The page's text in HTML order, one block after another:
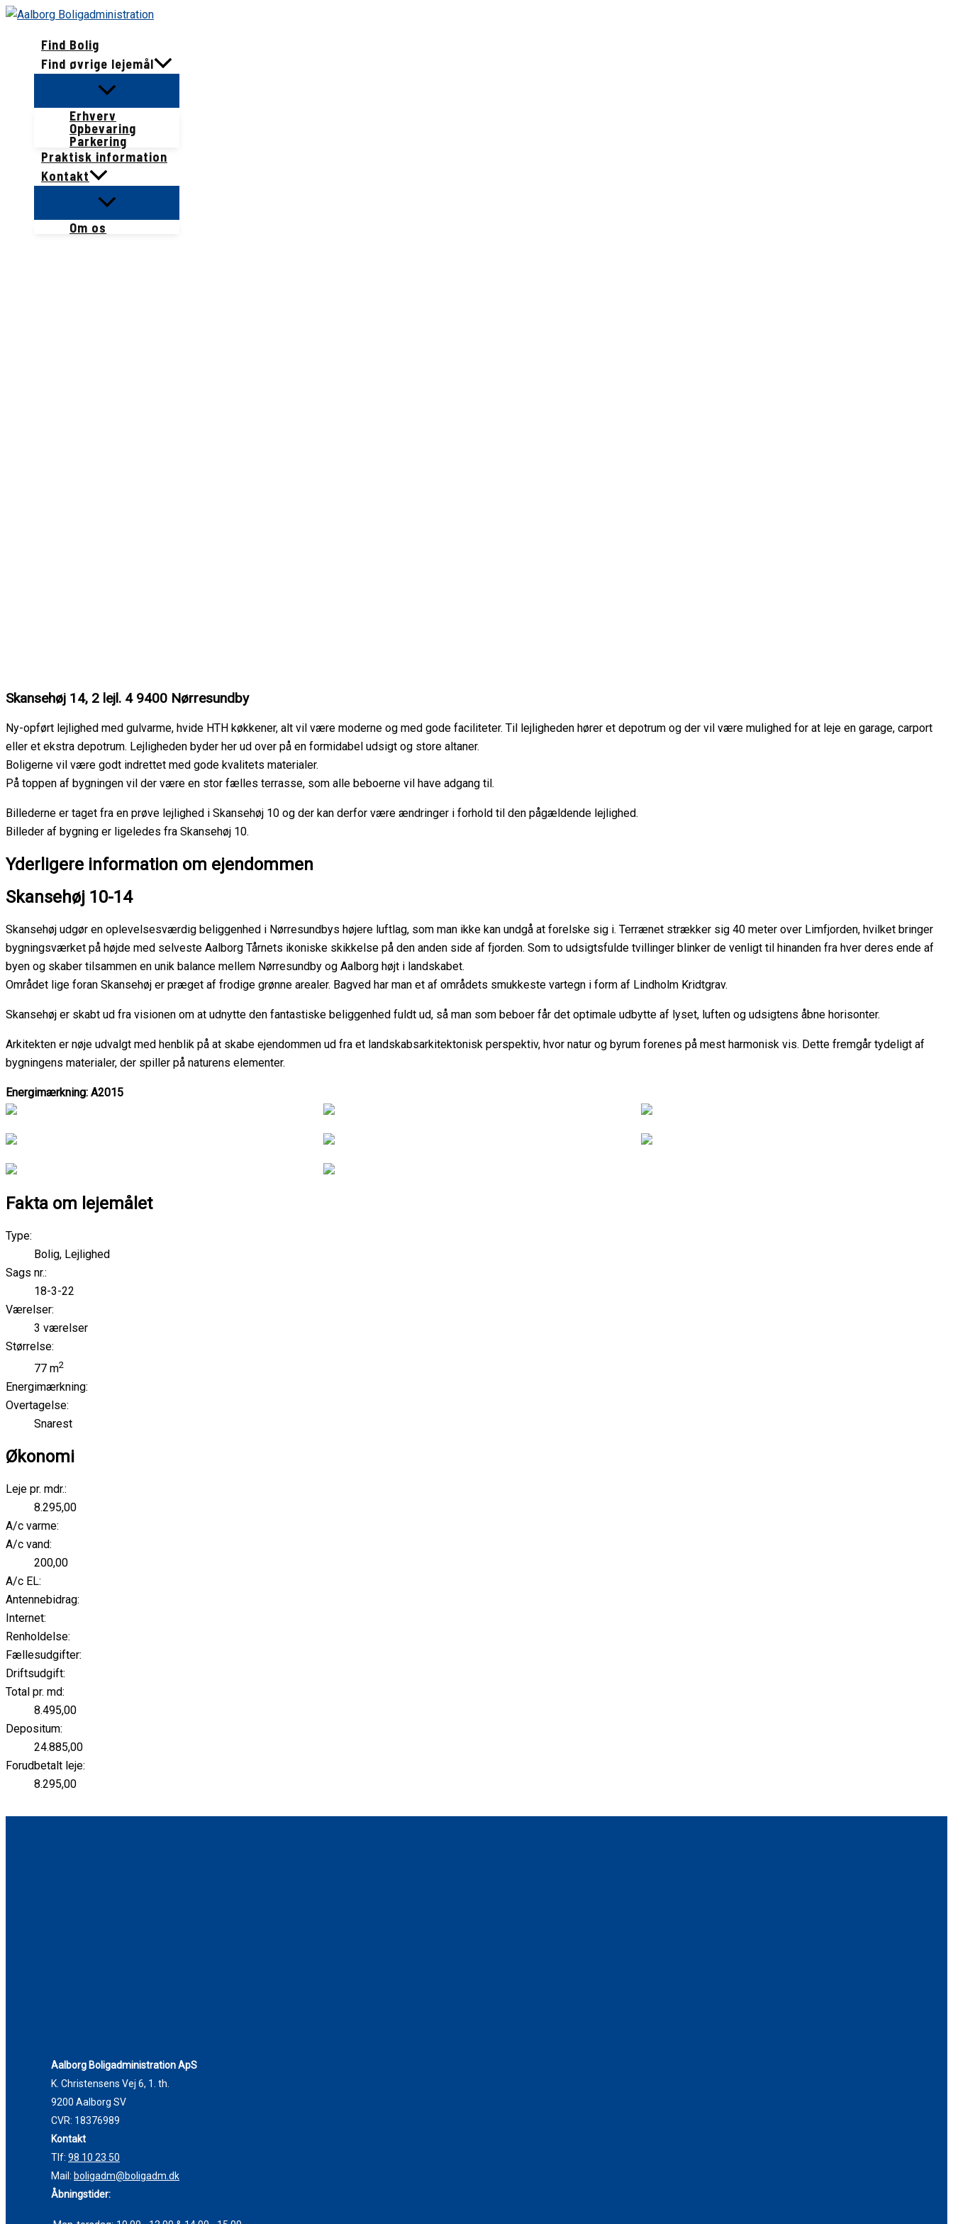
Gå
indholdetFind Bolig
Find øvrige lejemål
Erhverv
Opbevaring
Parkering
Praktisk information
Kontakt
Om os
Skansehøj 14, 2 lejl. 4 9400 Nørresundby
Ny-opført lejlighed med gulvarme, hvide HTH køkkener, alt vil være moderne og med gode faciliteter. Til lejligheden hører et depotrum og der vil være mulighed for at leje en garage, carport
eller et ekstra depotrum. Lejligheden byder her ud over på en formidabel udsigt og store altaner.
Boligerne vil være godt indrettet med gode kvalitets materialer.
På toppen af bygningen vil der være en stor fælles terrasse, som alle beboerne vil have adgang til.
Billederne er taget fra en prøve lejlighed i Skansehøj 10 og der kan derfor være ændringer i forhold til den pågældende lejlighed.
Billeder af bygning er ligeledes fra Skansehøj 10.
Yderligere information om ejendommen
Skansehøj 10-14
Skansehøj udgør en oplevelsesværdig beliggenhed i Nørresundbys højere luftlag, som man ikke kan undgå at forelske sig i. Terrænet strækker sig 40 meter over Limfjorden, hvilket bringer
bygningsværket på højde med selveste Aalborg Tårnets ikoniske skikkelse på den anden side af fjorden. Som to udsigtsfulde tvillinger blinker de venligt til hinanden fra hver deres ende af
byen og skaber tilsammen en unik balance mellem Nørresundby og Aalborg højt i landskabet.
Området lige foran Skansehøj er præget af frodige grønne arealer. Bagved har man et af områdets smukkeste vartegn i form af Lindholm Kridtgrav.
Skansehøj er skabt ud fra visionen om at udnytte den fantastiske beliggenhed fuldt ud, så man som beboer får det optimale udbytte af lyset, luften og udsigtens åbne horisonter.
Arkitekten er nøje udvalgt med henblik på at skabe ejendommen ud fra et landskabsarkitektonisk perspektiv, hvor natur og byrum forenes på mest harmonisk vis. Dette fremgår tydeligt af
bygningens materialer, der spiller på naturens elementer.
Energimærkning: A2015
Fakta om lejemålet
Type:
Bolig, Lejlighed
Sags nr.:
18-3-22
Værelser:
3 værelser
Størrelse:
77 m2
Energimærkning:
Overtagelse:
Snarest
Økonomi
Leje pr. mdr.:
8.295,00
A/c varme:
A/c vand:
200,00
A/c EL:
Antennebidrag:
Internet:
Renholdelse:
Fællesudgifter:
Driftsudgift:
Total pr. md:
8.495,00
Depositum:
24.885,00
Forudbetalt leje:
8.295,00
Aalborg Boligadministration ApS
K. Christensens Vej 6, 1. th.
9200 Aalborg SV
CVR: 18376989
Kontakt
Tlf: 98 10 23 50
Mail: boligadm@boligadm.dk
Åbningstider: